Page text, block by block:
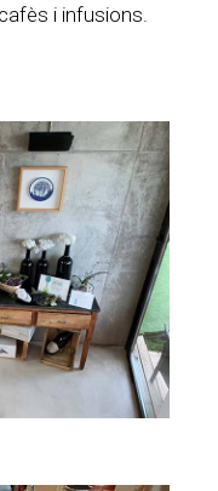
i infusions.